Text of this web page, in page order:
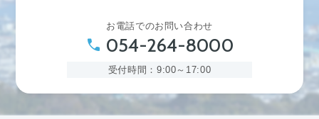
お電話でのお問い合わせ
phone 054-264-8000
受付時間：9:00～17:00